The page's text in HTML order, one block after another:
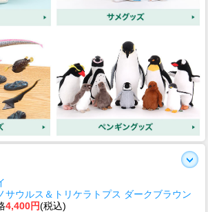
サウルス＆トリケラトプス ダークブラウン
4,400円(税込)